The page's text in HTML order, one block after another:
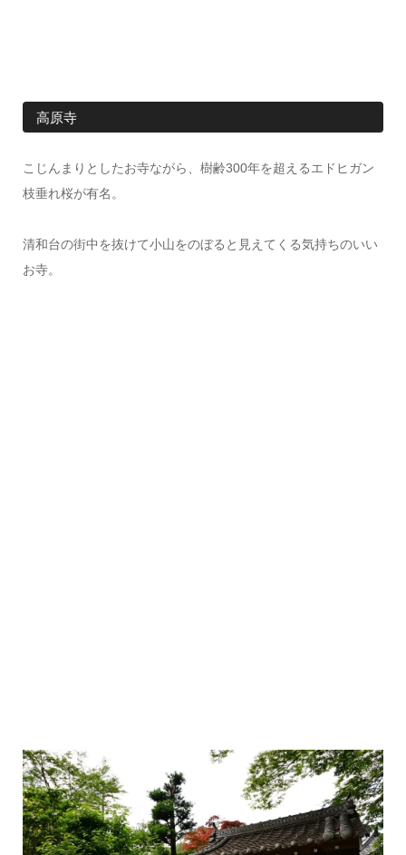
高原寺
こじんまりとしたお寺ながら、樹齢300年を超えるエドヒガン
枝垂れ桜が有名。
清和台の街中を抜けて小山をのぼると見えてくる気持ちのいい
お寺。